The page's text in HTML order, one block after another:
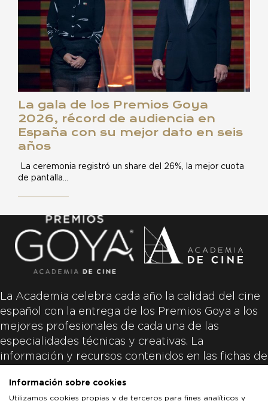
La gala de los Premios Goya
2026, récord de audiencia en
España con su mejor dato en seis
años
La ceremonia registró un share del 26%, la mejor cuota
de pantalla…
La Academia celebra cada año la calidad del cine
español con la entrega de los Premios Goya a los
mejores profesionales de cada una de las
especialidades técnicas y creativas. La
información y recursos contenidos en las fichas de
productoras de las películas y responsabilidad
Información sobre cookies
Utilizamos cookies propias y de terceros para fines analíticos y